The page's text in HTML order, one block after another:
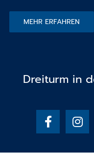
MEHR ERFAHREN
Dreiturm in